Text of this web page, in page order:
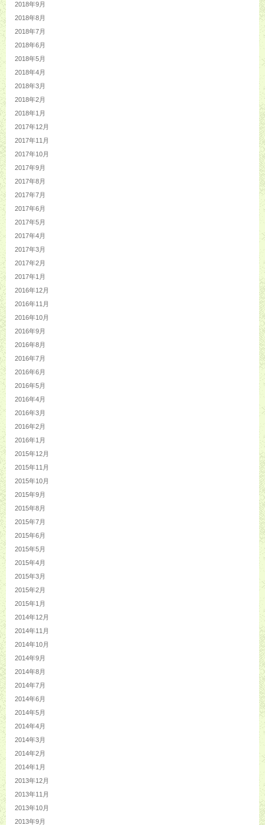
2018年9月
2018年8月
2018年7月
2018年6月
2018年5月
2018年4月
2018年3月
2018年2月
2018年1月
2017年12月
2017年11月
2017年10月
2017年9月
2017年8月
2017年7月
2017年6月
2017年5月
2017年4月
2017年3月
2017年2月
2017年1月
2016年12月
2016年11月
2016年10月
2016年9月
2016年8月
2016年7月
2016年6月
2016年5月
2016年4月
2016年3月
2016年2月
2016年1月
2015年12月
2015年11月
2015年10月
2015年9月
2015年8月
2015年7月
2015年6月
2015年5月
2015年4月
2015年3月
2015年2月
2015年1月
2014年12月
2014年11月
2014年10月
2014年9月
2014年8月
2014年7月
2014年6月
2014年5月
2014年4月
2014年3月
2014年2月
2014年1月
2013年12月
2013年11月
2013年10月
2013年9月